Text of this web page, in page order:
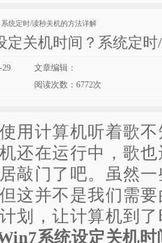
定关机时间？系统定
29
文章编辑：
阅读次数： 6772次
计算机听着歌不
还在运行中，歌
敲门了吧。虽然
这并不是我们需
划，让计算机到
系统设定关机时